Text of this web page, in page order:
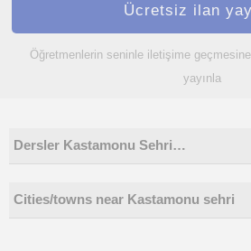
Ücretsiz ilan
Öğretmenlerin seninle iletişime
yayınla
Dersler Kastamonu Sehri…
Cities/towns near Kastamonu sehri